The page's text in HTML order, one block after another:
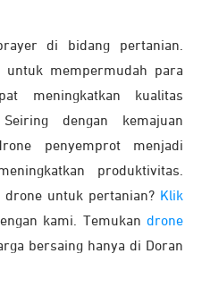
di bidang pertanian.
untuk mempermudah para
meningkatkan kualitas
dengan kemajuan
penyemprot menjadi
produktivitas.
drone untuk pertanian? Klik
kami. Temukandrone
bersaing hanya di Doran